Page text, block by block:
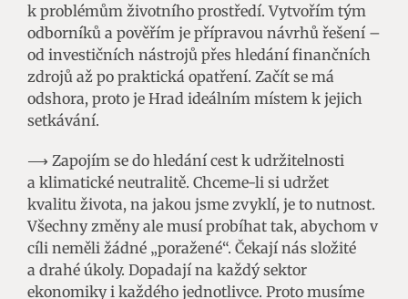
k problémům životního prostředí. Vytvořím tým
odborníků a pověřím je přípravou návrhů řešení –
od investičních nástrojů přes hledání finančních
zdrojů až po praktická opatření. Začít se má
odshora, proto je Hrad ideálním místem k jejich
setkávání.
⟶ Zapojím se do hledání cest k udržitelnosti
a klimatické neutralitě. Chceme-li si udržet
kvalitu života, na jakou jsme zvyklí, je to nutnost.
Všechny změny ale musí probíhat tak, abychom v
cíli neměli žádné „poražené“. Čekají nás složité
a drahé úkoly. Dopadají na každý sektor
ekonomiky i každého jednotlivce. Proto musíme